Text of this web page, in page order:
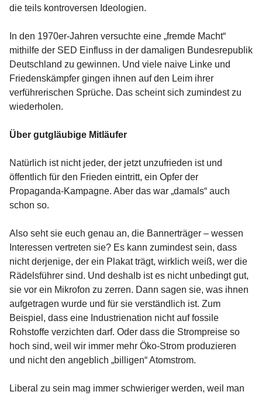
die teils kontroversen Ideologien.
In den 1970er-Jahren versuchte eine „fremde Macht“
mithilfe der SED Einfluss in der damaligen Bundesrepublik
Deutschland zu gewinnen. Und viele naive Linke und
Friedenskämpfer gingen ihnen auf den Leim ihrer
verführerischen Sprüche. Das scheint sich zumindest zu
wiederholen.
Über gutgläubige Mitläufer
Natürlich ist nicht jeder, der jetzt unzufrieden ist und
öffentlich für den Frieden eintritt, ein Opfer der
Propaganda-Kampagne. Aber das war „damals“ auch
schon so.
Also seht sie euch genau an, die Bannerträger – wessen
Interessen vertreten sie? Es kann zumindest sein, dass
nicht derjenige, der ein Plakat trägt, wirklich weiß, wer die
Rädelsführer sind. Und deshalb ist es nicht unbedingt gut,
sie vor ein Mikrofon zu zerren. Dann sagen sie, was ihnen
aufgetragen wurde und für sie verständlich ist. Zum
Beispiel, dass eine Industrienation nicht auf fossile
Rohstoffe verzichten darf. Oder dass die Strompreise so
hoch sind, weil wir immer mehr Öko-Strom produzieren
und nicht den angeblich „billigen“ Atomstrom.
Liberal zu sein mag immer schwieriger werden, weil man